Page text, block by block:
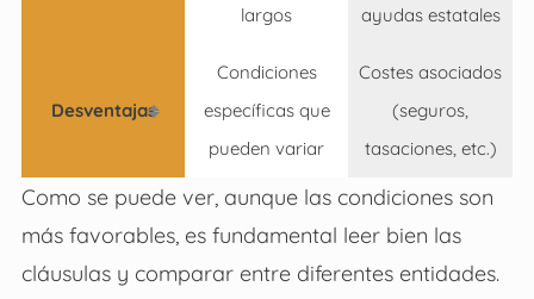
largos
ayudas estatales
Desventajas
Condiciones
específicas que
pueden variar
Costes asociados
(seguros,
tasaciones, etc.)
Como se puede ver, aunque las condiciones son
más favorables, es fundamental leer bien las
cláusulas y comparar entre diferentes entidades.